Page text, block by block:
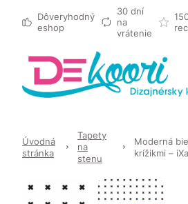
Dôveryhodný
eshop
30 dní
na
vrátenie
Úvodná
stránka
Tapety
na
stenu
Moderná
krížikmi –